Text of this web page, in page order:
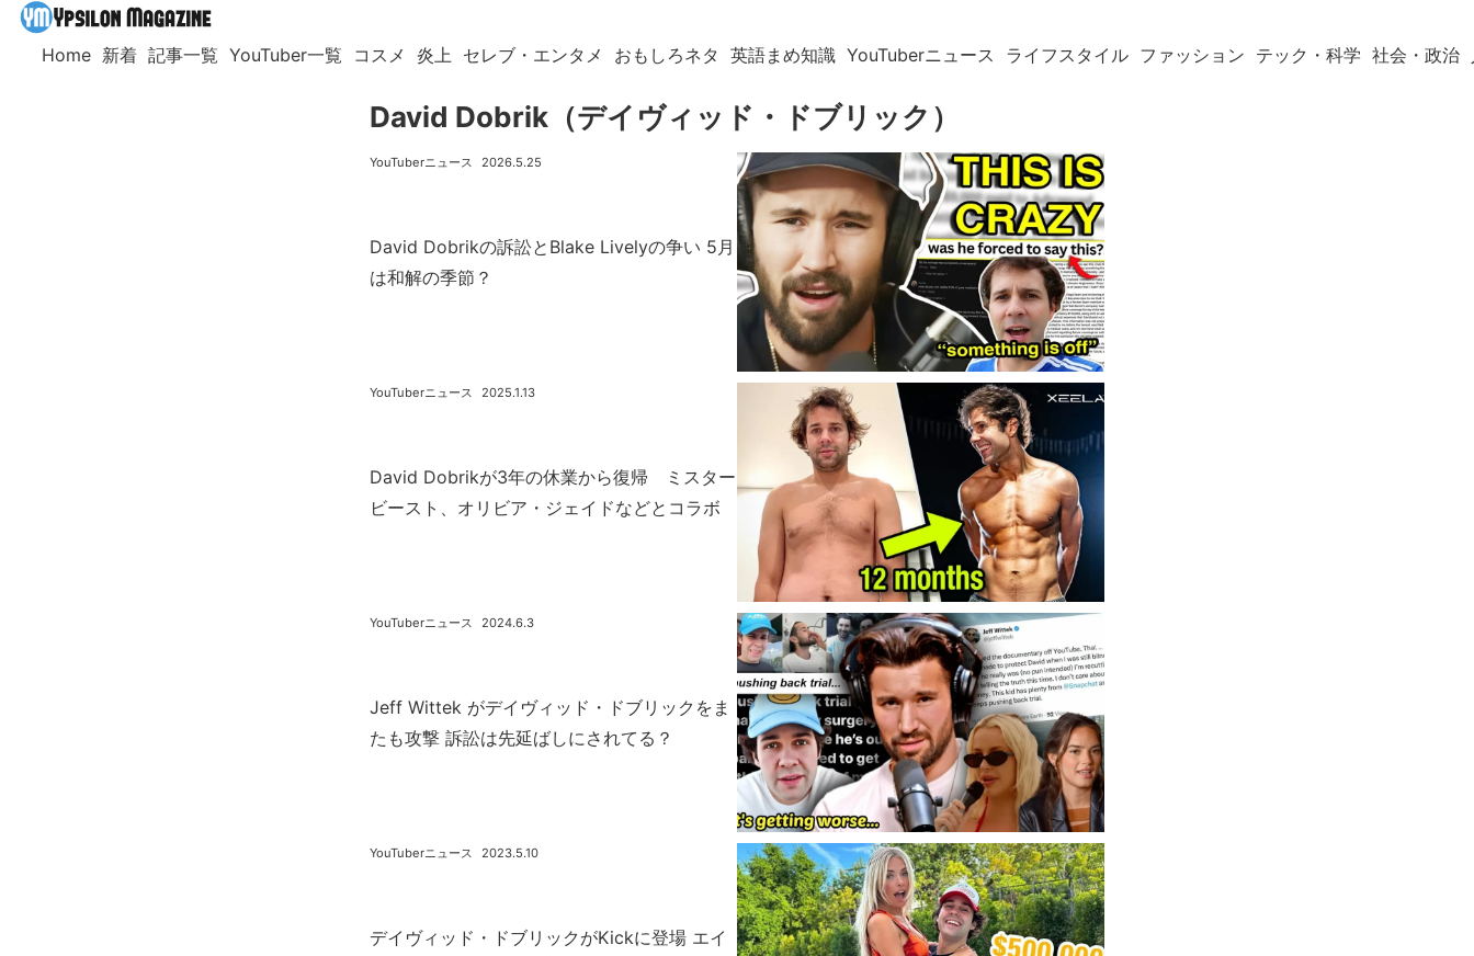
Home 新着 記事一覧 YouTuber一覧 コスメ 炎上 セレブ・エンタメ おもしろネタ 英語まめ知識 YouTuberニュース ライフスタイル ファッション テック・科学 社会・政治
David Dobrik（デイヴィッド・ドブリック）
David Dobrikの訴訟とBlake Livelyの争い 5月
は和解の季節？
2026.5.25
YouTuberニュース
David Dobrikが3年の休業から復帰 ミスター
ビースト、オリビア・ジェイドなどとコラボ
2025.1.13
YouTuberニュース
Jeff Wittek がデイヴィッド・ドブリックをま
たも攻撃 訴訟は先延ばしにされてる？
2024.6.3
YouTuberニュース
デイヴィッド・ドブリックがKickに登場 エイ
2023.5.10
YouTuberニュース